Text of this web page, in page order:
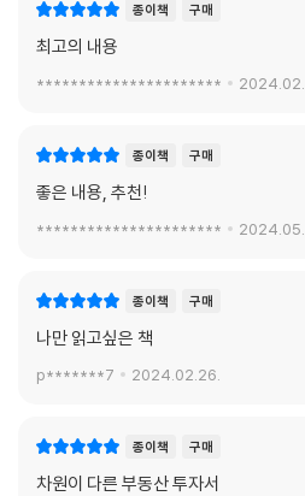
종이책 구매
최고의 내용
**********************
종이책 구매
좋은 내용, 추천!
**********************
종이책 구매
나만 읽고싶은 책
p*******7 2024.02.26.
종이책 구매
차원이 다른 부동산 투자서